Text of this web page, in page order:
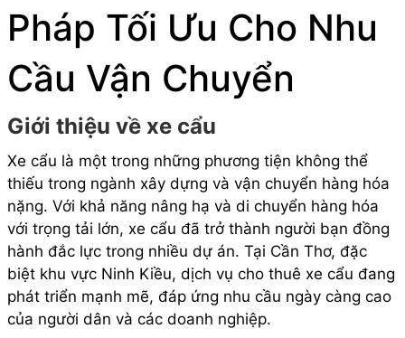
Pháp Tối Ưu Cho Nhu
Cầu Vận Chuyển
Giới thiệu về xe cẩu
Xe cẩu là một trong những phương tiện không thể
thiếu trong ngành xây dựng và vận chuyển hàng hóa
nặng. Với khả năng nâng hạ và di chuyển hàng hóa
với trọng tải lớn, xe cẩu đã trở thành người bạn đồng
hành đắc lực trong nhiều dự án. Tại Cần Thơ, đặc
biệt khu vực Ninh Kiều, dịch vụ cho thuê xe cẩu đang
phát triển mạnh mẽ, đáp ứng nhu cầu ngày càng cao
của người dân và các doanh nghiệp.